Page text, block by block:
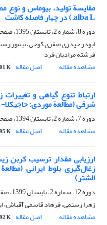
alba L.) در چهار فاصله کاشت
دوره 8، شماره 2، تابستان 1395، صفحه
ابوذر حیدری صفری کوچی، تیمور
فرشته مرادیان فرد
مشاهده مقاله
اصل مقاله K
ارتباط تنوع گیاهی و
شرقی (مطالعة موردی:
دوره 7، شماره 2، تابستان 1394، صفحه
مشاهده مقاله
اصل مقاله K
ارزیابی مقدار ترسیب کربن
زغال‌گیری بلوط ایرانی
الشتر)
دوره 12، شماره 2، تابستان 1399، صفحه
زهرا رستمی، فرهاد قاسمی آقباش،
مشاهده مقاله
اصل مقاله K